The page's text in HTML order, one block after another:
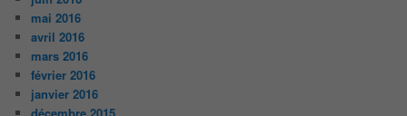
mai 2016
avril 2016
mars 2016
février 2016
janvier 2016